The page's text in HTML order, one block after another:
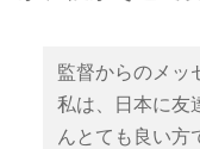
監督からのメッ
私は、日本に友
んとても良い方